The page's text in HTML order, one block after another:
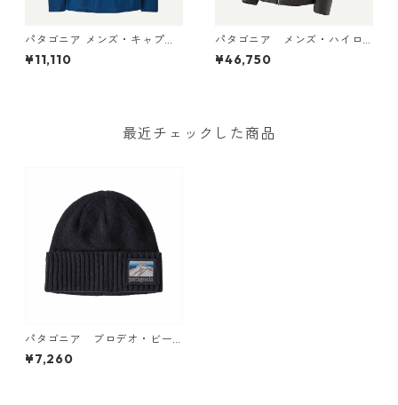
パタゴニア メンズ・キャプリ
ーン・クール・デイリー・フ
ーディ（グレート・ウェーブ
¥11,110
パタゴニア メンズ・ハイロ
フト・ナノ・パフ・フーデ
¥46,750
最近チェックした商品
パタゴニア ブロデオ・ビー
ニー カラー Line Logo Ridg
e: Classic Navy Patagonia B
¥7,260